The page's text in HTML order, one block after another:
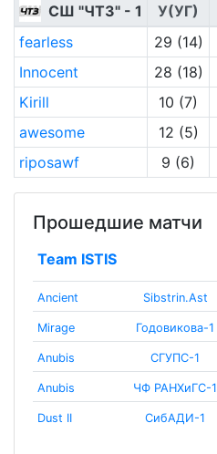
СШ "ЧТЗ" - 1 У(УГ)
fearless
29 (14)
Innocent
28 (18)
Kirill
10 (7)
awesome
12 (5)
riposawf
9 (6)
Прошедшие матчи
Team ISTIS
Ancient Sibstrin.Ast
Mirage Годовикова-1
Anubis СГУПС-1
Anubis ЧФ РАНХиГС-1
Dust II СибАДИ-1